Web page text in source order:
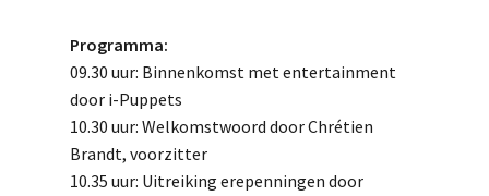
Programma:
09.30 uur: Binnenkomst met entertainment
door i-Puppets
10.30 uur: Welkomstwoord door Chrétien
Brandt, voorzitter
10.35 uur: Uitreiking erepenningen door